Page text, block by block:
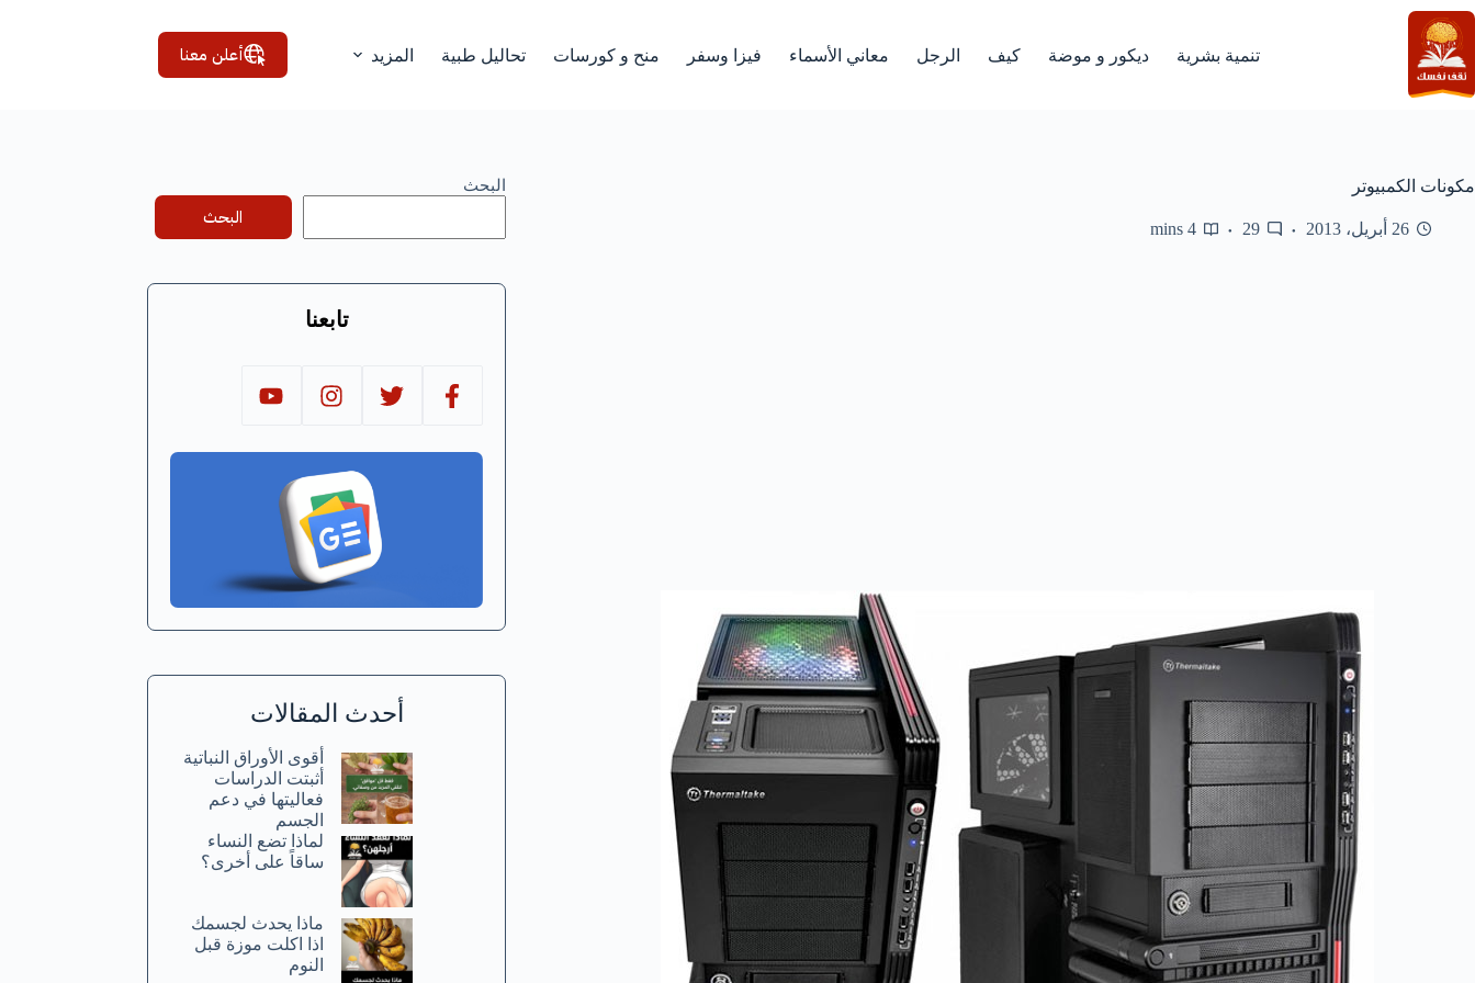
التجاوز
إلى
المحتوى
تنمية بشرية ديكور و موضة كيف الرجل معاني الأسماء فيزا وسفر منح و كورسات تحاليل طبية المزيد أعلن معنا
مكونات الكمبيوتر
26 أبريل، 2013 29
4 mins
البحث
البحث
تابعنا
أحدث المقالات
أقوى الأوراق النباتية
أثبتت الدراسات
فعاليتها في دعم
الجسم
لماذا تضع النساء
ساقاً على أخرى؟
ماذا يحدث لجسمك
اذا اكلت موزة قبل
النوم